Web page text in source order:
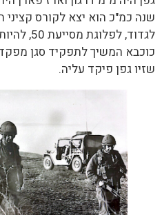
לגדוד,
כוכבא המשיך לתפקיד סגן
שזיו גפן פיקד עליה.